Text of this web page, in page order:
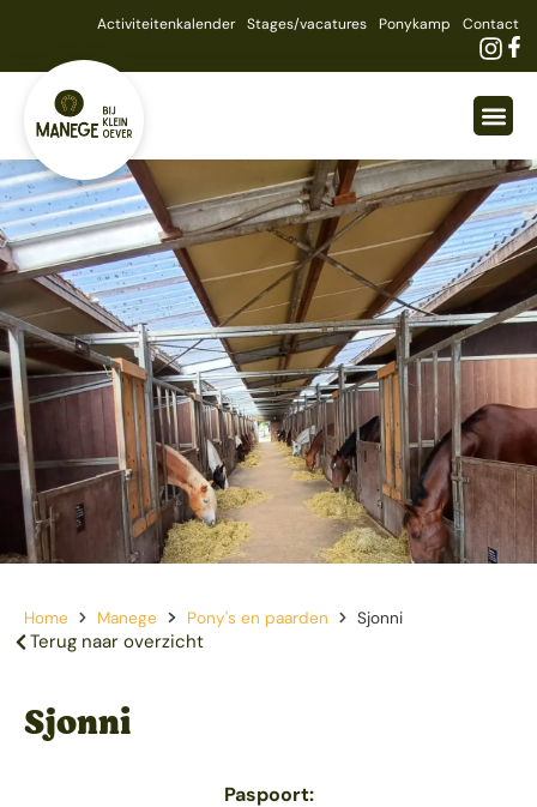
Activiteitenkalender Stages/vacatures Ponykamp Contact
Home Manege Pony's en paarden Sjonni
Terug naar overzicht
Sjonni
Paspoort: